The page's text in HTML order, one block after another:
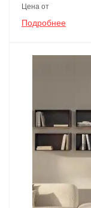
Цена от
Подробнее